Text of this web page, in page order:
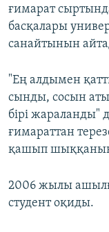
ғимарат
басқалары
санайтынын
"Ең алдымен
сынды, сосын
бірі жараланды"
ғимараттан
қашып
2006 жылы
студент оқиды.